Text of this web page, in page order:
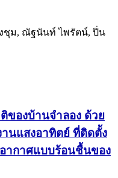
ชุม, ณัฐนันท์ ไพรัตน์, ปิ่น
ของบ้านจำลอง ด้วย
านแสงอาทิตย์ ที่ติดตั้ง
ากาศแบบร้อนชื้นของ